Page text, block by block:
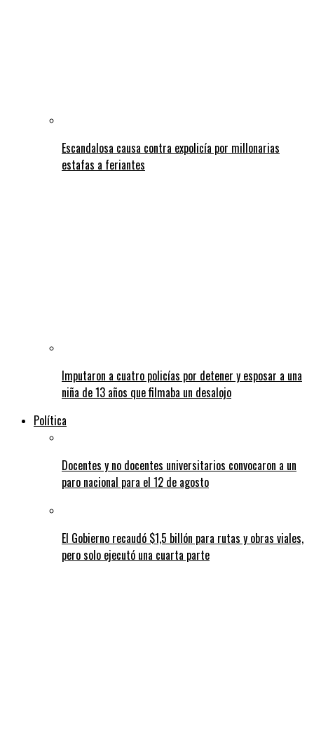
Escandalosa causa contra expolicía por millonarias
estafas a feriantes
Imputaron a cuatro policías por detener y esposar a una
niña de 13 años que filmaba un desalojo
Política
Docentes y no docentes universitarios convocaron a un
paro nacional para el 12 de agosto
El Gobierno recaudó $1,5 billón para rutas y obras viales,
pero solo ejecutó una cuarta parte